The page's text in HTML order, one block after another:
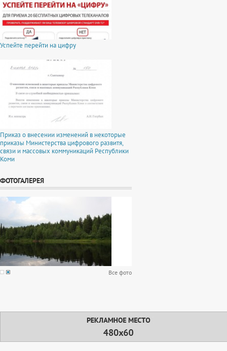
Успейте перейти на цифру
Приказ о внесении изменений в некоторые
приказы Министерства цифрового развитя,
связи и массовых коммуникаций Республики
Коми
ФОТОГАЛЕРЕЯ
Все фото